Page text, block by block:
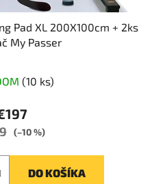
Pad XL 200X100cm + 2ks
My Passer
hodnotenie
produktu
je
(10 ks)
(–10 %)
DO KOŠÍKA